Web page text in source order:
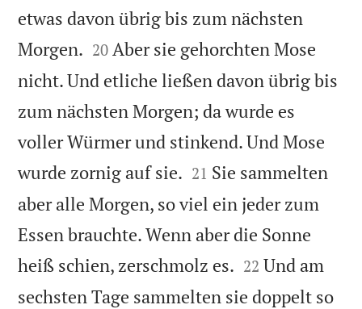
etwas davon übrig bis zum nächsten
Morgen. 

20 Aber sie gehorchten Mose
nicht. Und etliche ließen davon übrig bis
zum nächsten Morgen; da wurde es
voller Würmer und stinkend. Und Mose
wurde zornig auf sie. 

21 Sie sammelten
aber alle Morgen, so viel ein jeder zum
Essen brauchte. Wenn aber die Sonne
heiß schien, zerschmolz es. 

22 Und am
sechsten Tage sammelten sie doppelt so